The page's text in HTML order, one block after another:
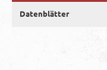
Datenblätter